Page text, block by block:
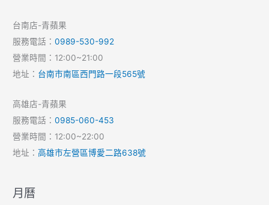
台南店-青蘋果
服務電話：0989-530-992
營業時間：12:00~21:00
地址： 台南市南區西門路一段565號
高雄店-青蘋果
服務電話：0985-060-453
營業時間：12:00~22:00
地址：高雄市左營區博愛二路638號
月曆